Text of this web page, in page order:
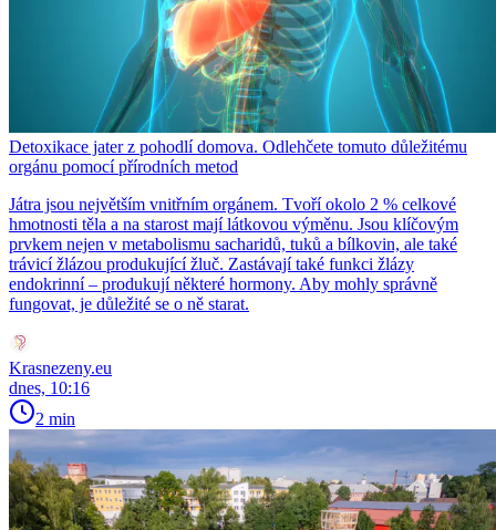
Detoxikace jater z pohodlí domova. Odlehčete tomuto důležitému
orgánu pomocí přírodních metod
Játra jsou největším vnitřním orgánem. Tvoří okolo 2 % celkové
hmotnosti těla a na starost mají látkovou výměnu. Jsou klíčovým
prvkem nejen v metabolismu sacharidů, tuků a bílkovin, ale také
trávicí žlázou produkující žluč. Zastávají také funkci žlázy
endokrinní – produkují některé hormony. Aby mohly správně
fungovat, je důležité se o ně starat.
Krasnezeny.eu
dnes, 10:16
2 min